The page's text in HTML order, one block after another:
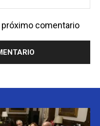
próximo comentario